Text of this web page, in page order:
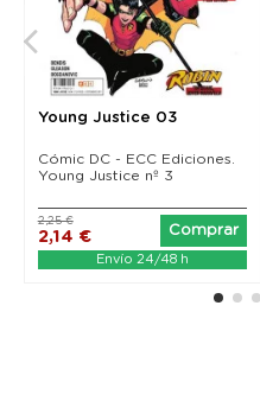
Young Justice 03
Cómic DC - ECC Ediciones.
Young Justice nº 3
2,14 €
2,25 €
Comprar
Envío 24/48 h